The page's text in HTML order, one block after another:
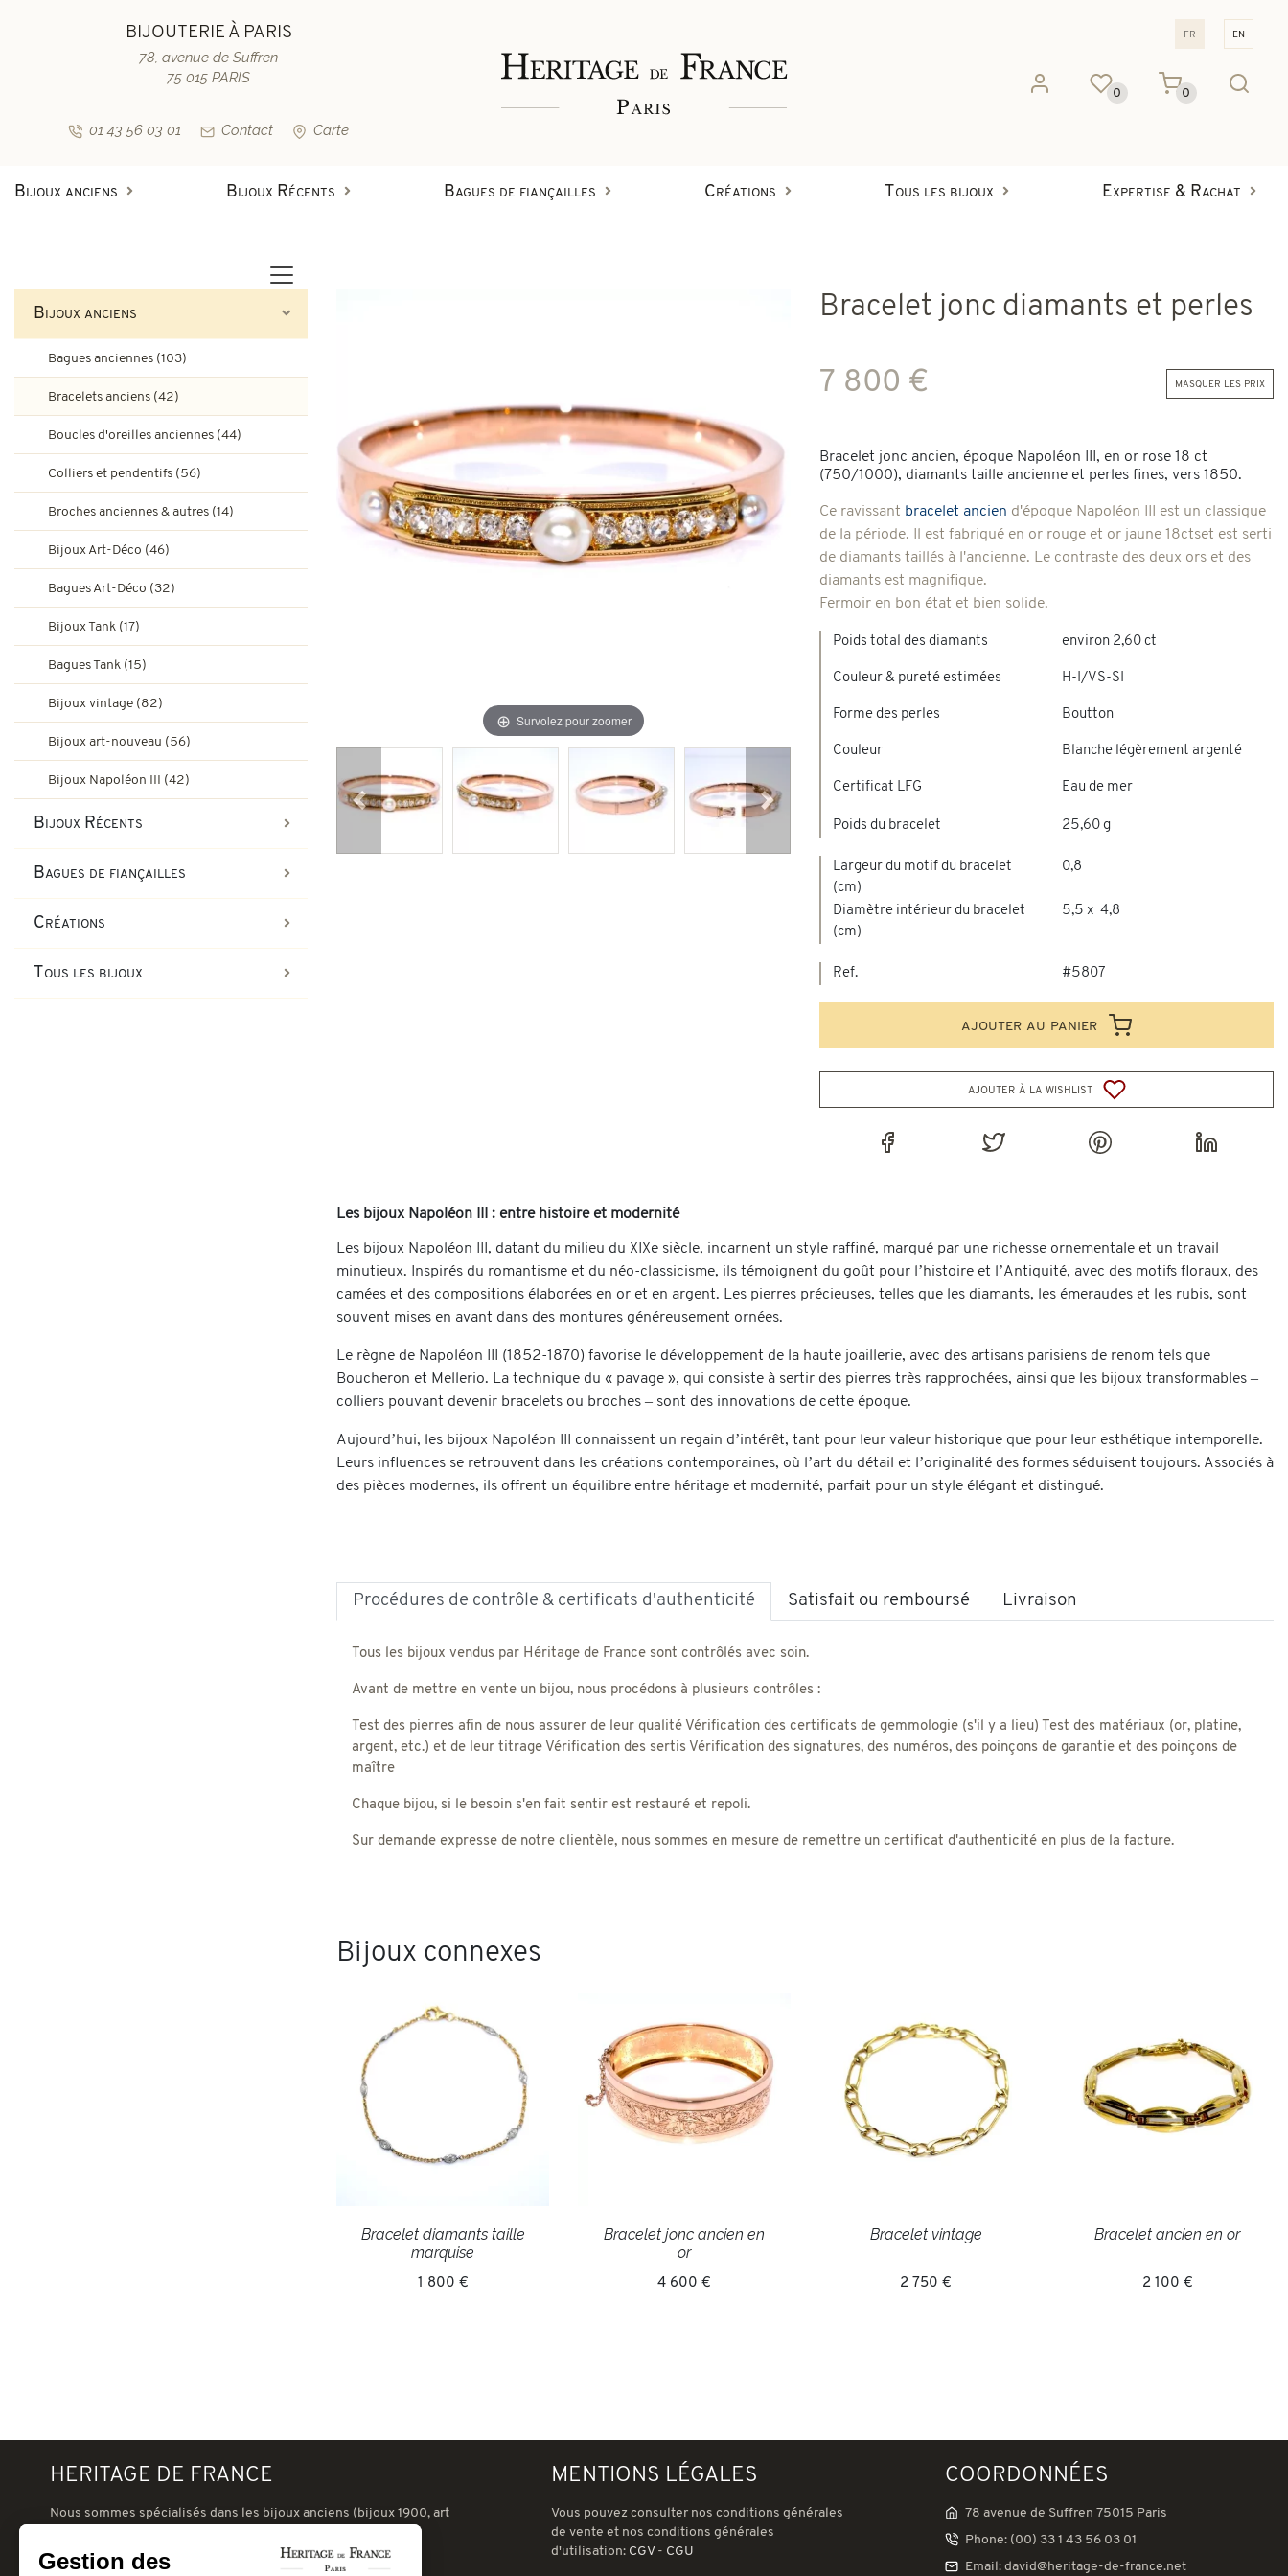
fr en
BIJOUTERIE À PARIS
78, avenue de Suffren
75 015 PARIS
01 43 56 03 01 Contact Carte
0 0
Bijoux anciens
Boucles d'oreilles anciennes
Broches anciennes & autres
Bijoux Art-Déco
Bagues Art-Déco
Bijoux Tank
Bagues Tank
Bijoux vintage
Bijoux Napoléon III
Bijoux Récents
Bagues vintage & d'occasion
Boucles d'oreilles vintage & d'occasion
Bagues de fiançailles
Bagues de fiançailles diamant
Bagues de fiançailles rubis
Bagues de fiançailles émeraude
Créations
Créations en pierres de couleur
Tous les bijoux
Broches & autres
Colliers & Pendentifs
Expertise & Rachat
Bijoux anciens
Bagues anciennes (103)
Bracelets anciens (42)
Boucles d'oreilles anciennes (44)
Colliers et pendentifs (56)
Broches anciennes & autres (14)
Bijoux Art-Déco (46)
Bagues Art-Déco (32)
Bijoux Tank (17)
Bagues Tank (15)
Bijoux vintage (82)
Bijoux art-nouveau (56)
Bijoux Napoléon III (42)
Bijoux Récents
Bagues de fiançailles
Créations
Tous les bijoux
Survolez pour zoomer
Précédent Suivant
Bracelet jonc diamants et perles
7 800 € masquer les prix
Bracelet jonc ancien, époque Napoléon III, en or rose 18 ct
(750/1000), diamants taille ancienne et perles fines, vers 1850.
Ce ravissant bracelet ancien d'époque Napoléon III est un classique
de la période. Il est fabriqué en or rouge et or jaune 18ctset est serti
de diamants taillés à l'ancienne. Le contraste des deux ors et des
diamants est magnifique.
Fermoir en bon état et bien solide.
Poids total des diamants
Couleur & pureté estimées
Forme des perles
Couleur
Certificat LFG
environ 2,60 ct
H-I/VS-SI
Boutton
Blanche légèrement argenté
Eau de mer
Poids du bracelet 25,60 g
Largeur du motif du bracelet
(cm)
0,8
Diamètre intérieur du bracelet
(cm)
5,5 x 4,8
Ref. #5807
ajouter au panier
ajouter à la wishlist
Les bijoux Napoléon III : entre histoire et modernité
Les bijoux Napoléon III, datant du milieu du XIXe siècle, incarnent un style raffiné, marqué par une richesse ornementale et un travail
minutieux. Inspirés du romantisme et du néo-classicisme, ils témoignent du goût pour l’histoire et l’Antiquité, avec des motifs floraux, des
camées et des compositions élaborées en or et en argent. Les pierres précieuses, telles que les diamants, les émeraudes et les rubis, sont
souvent mises en avant dans des montures généreusement ornées.
Le règne de Napoléon III (1852-1870) favorise le développement de la haute joaillerie, avec des artisans parisiens de renom tels que
Boucheron et Mellerio. La technique du « pavage », qui consiste à sertir des pierres très rapprochées, ainsi que les bijoux transformables –
colliers pouvant devenir bracelets ou broches – sont des innovations de cette époque.
Aujourd’hui, les bijoux Napoléon III connaissent un regain d’intérêt, tant pour leur valeur historique que pour leur esthétique intemporelle.
Leurs influences se retrouvent dans les créations contemporaines, où l’art du détail et l’originalité des formes séduisent toujours. Associés à
des pièces modernes, ils offrent un équilibre entre héritage et modernité, parfait pour un style élégant et distingué.
Procédures de contrôle & certificats d'authenticité Satisfait ou remboursé Livraison
Tous les bijoux vendus par Héritage de France sont contrôlés avec soin.
Avant de mettre en vente un bijou, nous procédons à plusieurs contrôles :
Test des pierres afin de nous assurer de leur qualité Vérification des certificats de gemmologie (s'il y a lieu) Test des matériaux (or, platine,
argent, etc.) et de leur titrage Vérification des sertis Vérification des signatures, des numéros, des poinçons de garantie et des poinçons de
maître
Chaque bijou, si le besoin s'en fait sentir est restauré et repoli.
Sur demande expresse de notre clientèle, nous sommes en mesure de remettre un certificat d'authenticité en plus de la facture.
Bijoux connexes
Bracelet diamants taille
marquise
1 800 €
Bracelet jonc ancien en
or
4 600 €
Bracelet vintage
2 750 €
Bracelet ancien en or
2 100 €
HERITAGE DE FRANCE
Nous sommes spécialisés dans les bijoux anciens (bijoux 1900, art
nouveau, art-déco 1930, tank 1940 ou postérieur) et les bijoux
signés d'occasion (Cartier, VCA, Boucheron, Chaumet, etc.).
MENTIONS LÉGALES
Vous pouvez consulter nos conditions générales
de vente et nos conditions générales
d'utilisation: CGV- CGU
COORDONNÉES
78 avenue de Suffren 75015 Paris
Phone: (00) 33 1 43 56 03 01
Email: david@heritage-de-france.net
Gestion des